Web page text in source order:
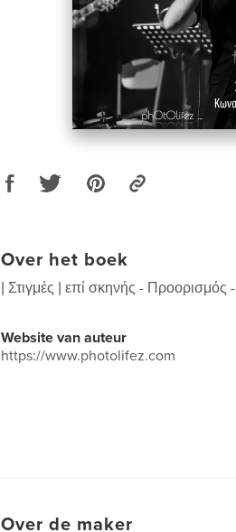
Over het boek
| Στιγμές | επί σκηνής -
Website van auteur
https://www.photolifez.com
Over de maker